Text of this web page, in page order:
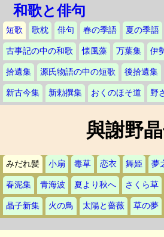
和歌と俳句
短歌 歌枕 俳句 春の季語 夏の季語
古事記の中の和歌 懐風藻 万葉集 伊
拾遺集 源氏物語の中の短歌 後拾遺集
新古今集 新勅撰集 おくのほそ道 野
與謝野
みだれ髪 小扇 毒草 恋衣 舞姫 夢
春泥集 青海波 夏より秋へ さくら草
晶子新集 火の鳥 太陽と薔薇 草の夢